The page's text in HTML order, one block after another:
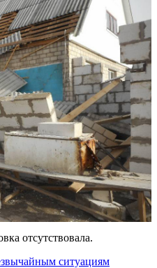
отсутствовала.
ситуациям